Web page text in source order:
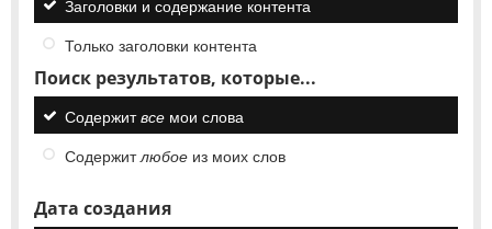
Заголовки и содержание контента
Только заголовки контента
Поиск результатов, которые...
Содержитвсе мои слова
Содержитлюбое из моих слов
Дата создания